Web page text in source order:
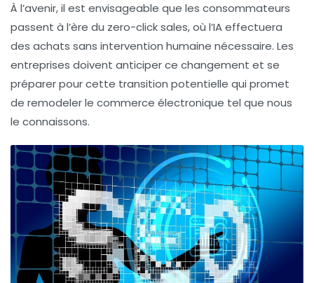
À l’avenir, il est envisageable que les consommateurs
passent à l’ère du zero-click sales, où l’IA effectuera
des achats sans intervention humaine nécessaire. Les
entreprises doivent anticiper ce changement et se
préparer pour cette transition potentielle qui promet
de remodeler le commerce électronique tel que nous
le connaissons.